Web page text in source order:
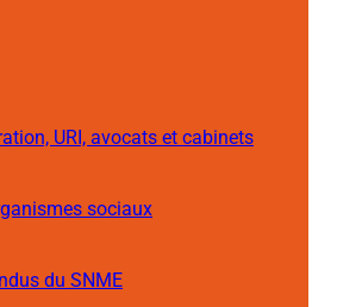
URI, avocats et cabinets
sociaux
du SNME